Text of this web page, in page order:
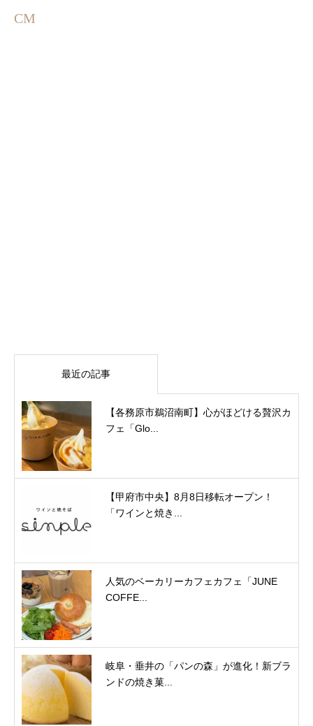
CM
最近の記事
【各務原市鵜沼南町】心がほどける贅沢カ
フェ「Glo...
【甲府市中央】8月8日移転オープン！
「ワインと焼き...
人気のベーカリーカフェカフェ「JUNE
COFFE...
岐阜・垂井の「パンの森」が進化！新ブラ
ンドの焼き菓...